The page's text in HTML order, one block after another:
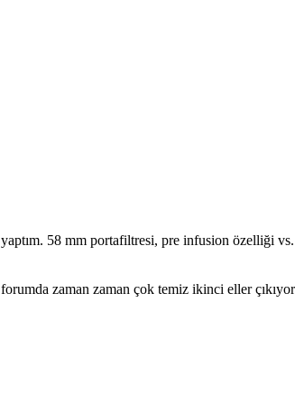
58 mm portafiltresi, pre infusion özelliği
zaman zaman çok temiz ikinci eller